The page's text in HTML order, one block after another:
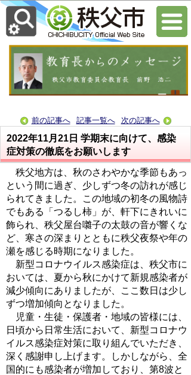
前の記事へ 記事一覧へ 次の記事へ
2022年11月21日 学期末に向けて、感染
症対策の徹底をお願いします
秩父地方は、秋のさわやかな季節もあっ
という間に過ぎ、少しずつ冬の訪れが感じ
られてきました。この地域の初冬の風物詩
でもある「つるし柿」が、軒下にきれいに
飾られ、秩父屋台囃子の太鼓の音が響くな
ど、寒さの深まりとともに秩父夜祭や年の
瀬を感じる時期になりました。
新型コロナウイルス感染症は、秩父市に
おいては、夏から秋にかけて新規感染者が
減少傾向にありましたが、ここ数日は少し
ずつ増加傾向となりました。
児童・生徒・保護者・地域の皆様には、
日頃から日常生活において、新型コロナウ
イルス感染症対策に取り組んでいただき、
深く感謝申し上げます。しかしながら、全
国的にも感染者が増加しており、第8波と